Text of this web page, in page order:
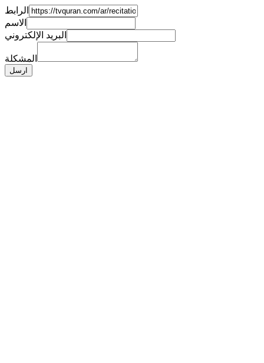
الرابط
الاسم
البريد الإلكتروني
المشكلة
ارسل